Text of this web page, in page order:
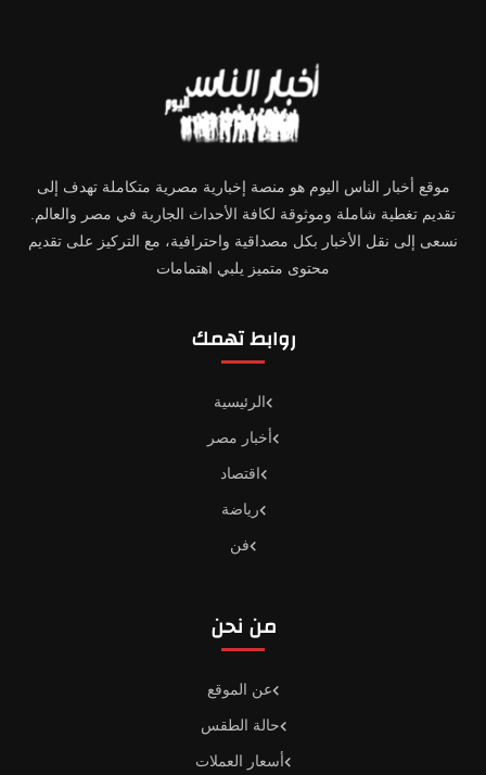
موقع أخبار الناس اليوم هو منصة إخبارية مصرية متكاملة تهدف إلى
تقديم تغطية شاملة وموثوقة لكافة الأحداث الجارية في مصر والعالم.
نسعى إلى نقل الأخبار بكل مصداقية واحترافية، مع التركيز على تقديم
محتوى متميز يلبي اهتمامات
روابط تهمك
الرئيسية
أخبار مصر
اقتصاد
رياضة
فن
من نحن
عن الموقع
حالة الطقس
أسعار العملات